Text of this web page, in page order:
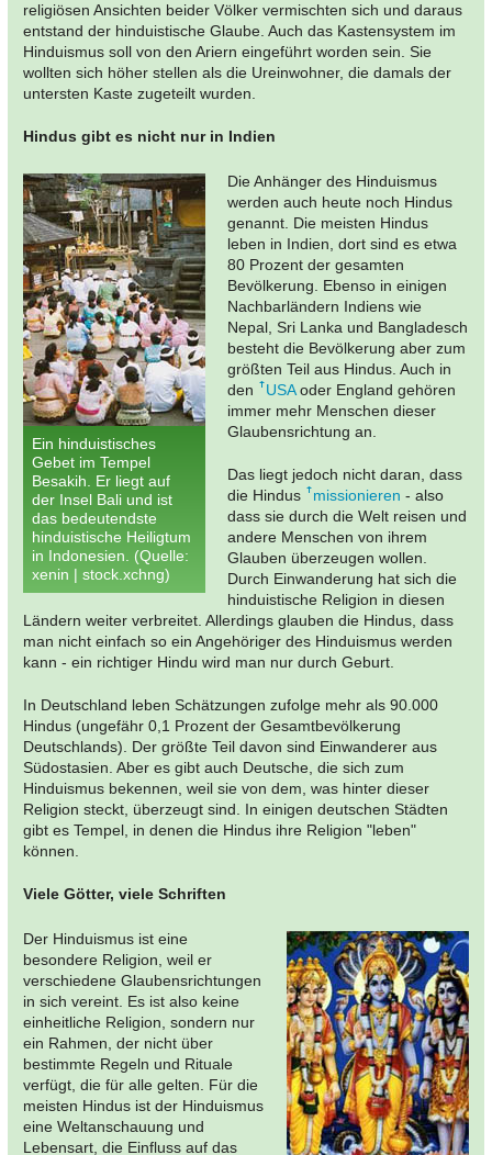
religiösen Ansichten beider Völker vermischten sich und daraus
entstand der hinduistische Glaube. Auch das Kastensystem im
Hinduismus soll von den Ariern eingeführt worden sein. Sie
wollten sich höher stellen als die Ureinwohner, die damals der
untersten Kaste zugeteilt wurden.
Hindus gibt es nicht nur in Indien
Ein hinduistisches
Gebet im Tempel
Besakih. Er liegt auf
der Insel Bali und ist
das bedeutendste
hinduistische Heiligtum
in Indonesien. (Quelle:
xenin | stock.xchng)
Die Anhänger des Hinduismus
werden auch heute noch Hindus
genannt. Die meisten Hindus
leben in Indien, dort sind es etwa
80 Prozent der gesamten
Bevölkerung. Ebenso in einigen
Nachbarländern Indiens wie
Nepal, Sri Lanka und Bangladesch
besteht die Bevölkerung aber zum
größten Teil aus Hindus. Auch in
den
USAoder England gehören
immer mehr Menschen dieser
Glaubensrichtung an.
Das liegt jedoch nicht daran, dass
die Hindus
missionieren - also
dass sie durch die Welt reisen und
andere Menschen von ihrem
Glauben überzeugen wollen.
Durch Einwanderung hat sich die
hinduistische Religion in diesen
Ländern weiter verbreitet. Allerdings glauben die Hindus, dass
man nicht einfach so ein Angehöriger des Hinduismus werden
kann - ein richtiger Hindu wird man nur durch Geburt.
In Deutschland leben Schätzungen zufolge mehr als 90.000
Hindus (ungefähr 0,1 Prozent der Gesamtbevölkerung
Deutschlands). Der größte Teil davon sind Einwanderer aus
Südostasien. Aber es gibt auch Deutsche, die sich zum
Hinduismus bekennen, weil sie von dem, was hinter dieser
Religion steckt, überzeugt sind. In einigen deutschen Städten
gibt es Tempel, in denen die Hindus ihre Religion "leben"
können.
Viele Götter, viele Schriften
Der Hinduismus ist eine
besondere Religion, weil er
verschiedene Glaubensrichtungen
in sich vereint. Es ist also keine
einheitliche Religion, sondern nur
ein Rahmen, der nicht über
bestimmte Regeln und Rituale
verfügt, die für alle gelten. Für die
meisten Hindus ist der Hinduismus
eine Weltanschauung und
Lebensart, die Einfluss auf das